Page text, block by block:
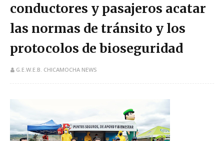
conductores y pasajeros acatar
las normas de tránsito y los
protocolos de bioseguridad
G.E.W.E.B. CHICAMOCHA NEWS